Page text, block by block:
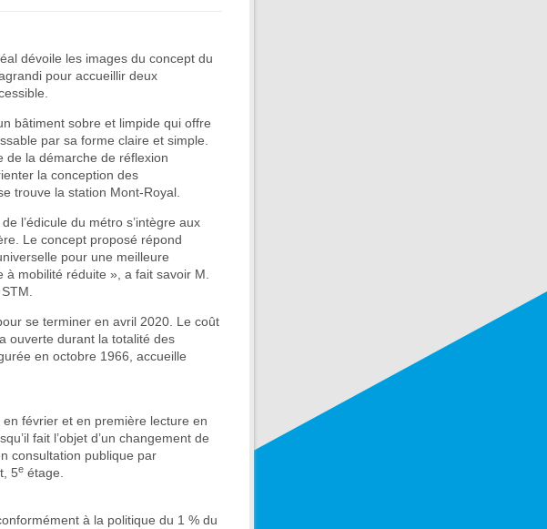
dévoile les images du concept du
pour accueillir deux
bâtiment sobre et limpide qui offre
par sa forme claire et simple.
de la démarche de réflexion
la conception des
trouve la station Mont-Royal.
l’édicule du métro s’intègre aux
Le concept proposé répond
pour une meilleure
mobilité réduite », a fait savoir M.
se terminer en avril 2020. Le coût
ouverte durant la totalité des
en octobre 1966, accueille
février et en première lecture en
fait l’objet d’un changement de
consultation publique par
5e étage.
à la politique du 1 % du